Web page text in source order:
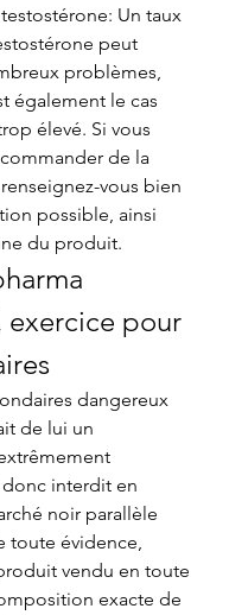
Un taux
peut
problèmes,
également le cas
élevé. Si vous
de la
vous bien
possible, ainsi
du produit.
exercice pour
dangereux
de lui un
interdit en
noir parallèle
toute évidence,
vendu en toute
exacte de